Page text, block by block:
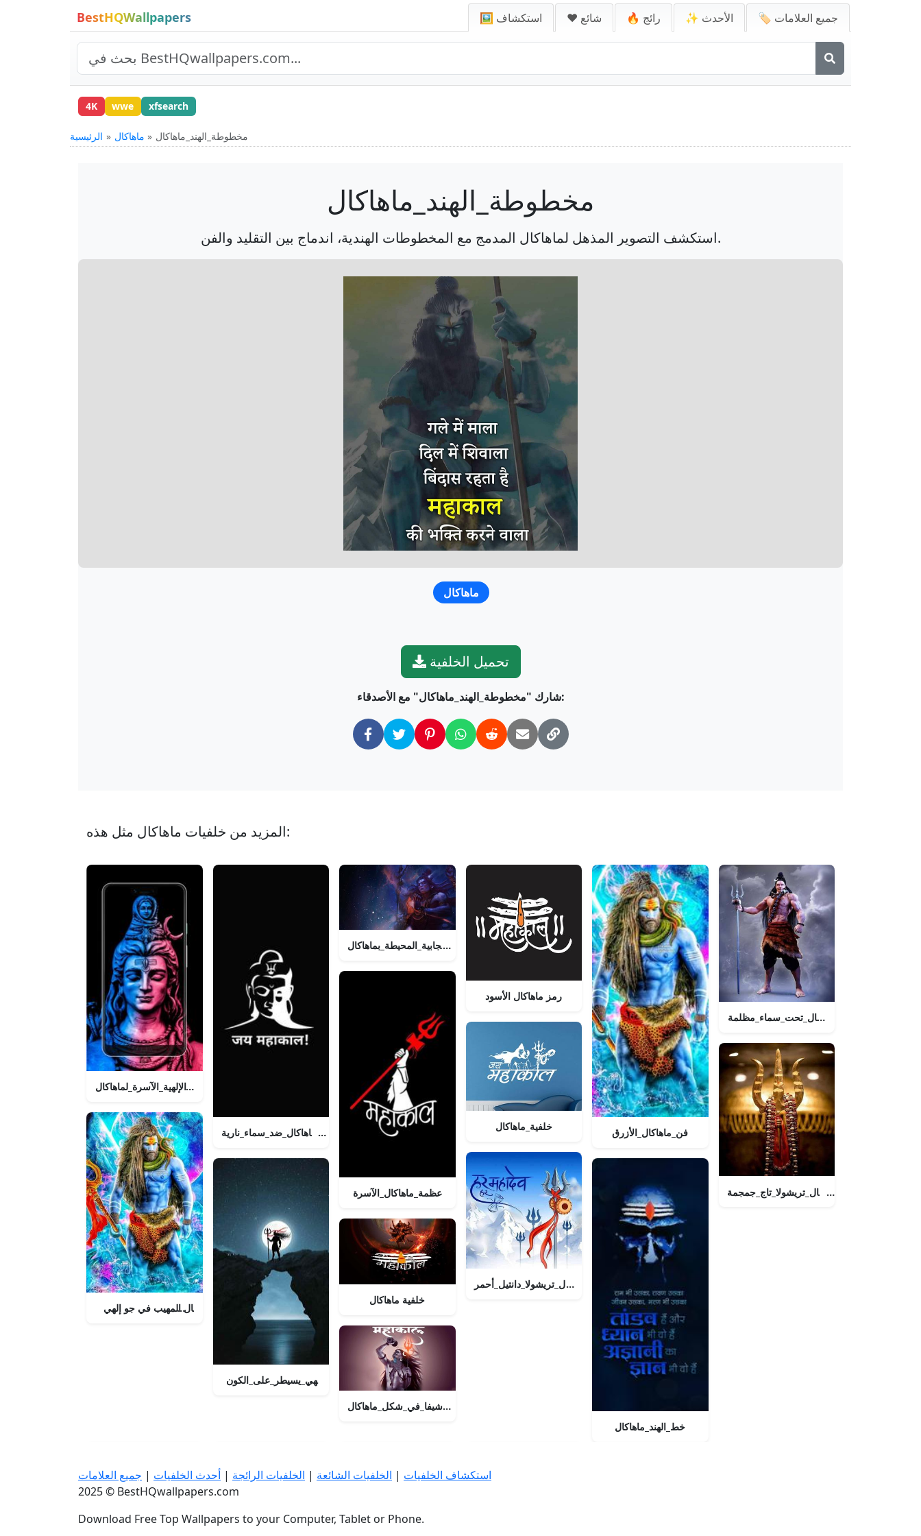
BestHQWallpapers 🖼️ استكشاف ❤️ شائع 🔥 رائج ✨ الأحدث 🏷️ جميع العلامات
4K wwe xfsearch
الرئيسية ماهاكال مخطوطة_الهند_ماهاكال
مخطوطة_الهند_ماهاكال
استكشف التصوير المذهل لماهاكال المدمج مع المخطوطات الهندية، اندماج بين التقليد والفن.
ماهاكال
تحميل الخلفية
شارك "مخطوطة_الهند_ماهاكال" مع الأصدقاء:
المزيد من خلفيات ماهاكال مثل هذه:
الهالة_الإلهية_الآسرة_لماهاكال
ماهاكال المهيب في جو إلهي
تجسيد_قوة_ماهاكال_ضد_سماء_نارية
ماهاكال_الإلهي_يسيطر_على_الكون
تجربة_الطاقة_الإيجابية_المحيطة_بماهاكال
عظمة_ماهاكال_الآسرة
خلفية ماهاكال
تجربة_قوة_شيفا_في_شكل_ماهاكال
رمز ماهاكال الأسود
خلفية_ماهاكال
ماهاكال_تريشولا_دانتيل_أحمر
فن_ماهاكال_الأزرق
خط_الهند_ماهاكال
ماهاكال_تحت_سماء_مظلمة
ماهاكال_تريشولا_تاج_جمجمة
استكشاف الخلفيات | الخلفيات الشائعة | الخلفيات الرائجة | أحدث الخلفيات | جميع العلامات
2025 © BestHQwallpapers.com
Download Free Top Wallpapers to your Computer, Tablet or Phone.